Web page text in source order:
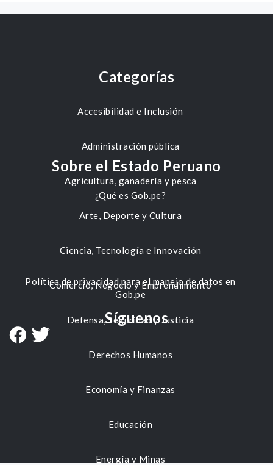
Categorías
Accesibilidad e Inclusión
Administración pública
Agricultura, ganadería y pesca
Arte, Deporte y Cultura
Ciencia, Tecnología e Innovación
Comercio, Negocio y Emprendimiento
Defensa, Seguridad y Justicia
Derechos Humanos
Economía y Finanzas
Educación
Energía y Minas
Sobre el Estado Peruano
¿Qué es Gob.pe?
Política de privacidad para el manejo de datos en
Gob.pe
Síguenos